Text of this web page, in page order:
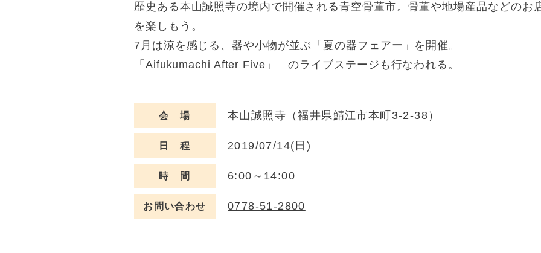
歴史ある本山誠照寺の境内で開催される青空骨董市。骨董や地場産品などのお
を楽しもう。
7月は涼を感じる、器や小物が並ぶ「夏の器フェアー」を開催。
「Aifukumachi After Five」 のライブステージも行なわれる。
会 場 本山誠照寺（福井県鯖江市本町3-2-38）
日 程 2019/07/14(日)
時 間 6:00～14:00
お問い合わせ 0778-51-2800